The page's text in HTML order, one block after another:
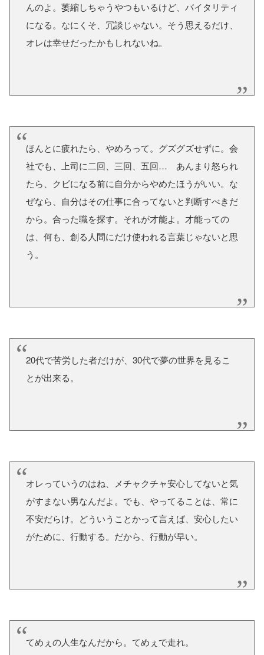
んのよ。萎縮しちゃうやつもいるけど、バイタリティ
になる。なにくそ、冗談じゃない。そう思えるだけ、
オレは幸せだったかもしれないね。
ほんとに疲れたら、やめろって。グズグズせずに。会
社でも、上司に二回、三回、五回… あんまり怒られ
たら、クビになる前に自分からやめたほうがいい。な
ぜなら、自分はその仕事に合ってないと判断すべきだ
から。合った職を探す。それが才能よ。才能っての
は、何も、創る人間にだけ使われる言葉じゃないと思
う。
20代で苦労した者だけが、30代で夢の世界を見るこ
とが出来る。
オレっていうのはね、メチャクチャ安心してないと気
がすまない男なんだよ。でも、やってることは、常に
不安だらけ。どういうことかって言えば、安心したい
がために、行動する。だから、行動が早い。
てめぇの人生なんだから。てめぇで走れ。